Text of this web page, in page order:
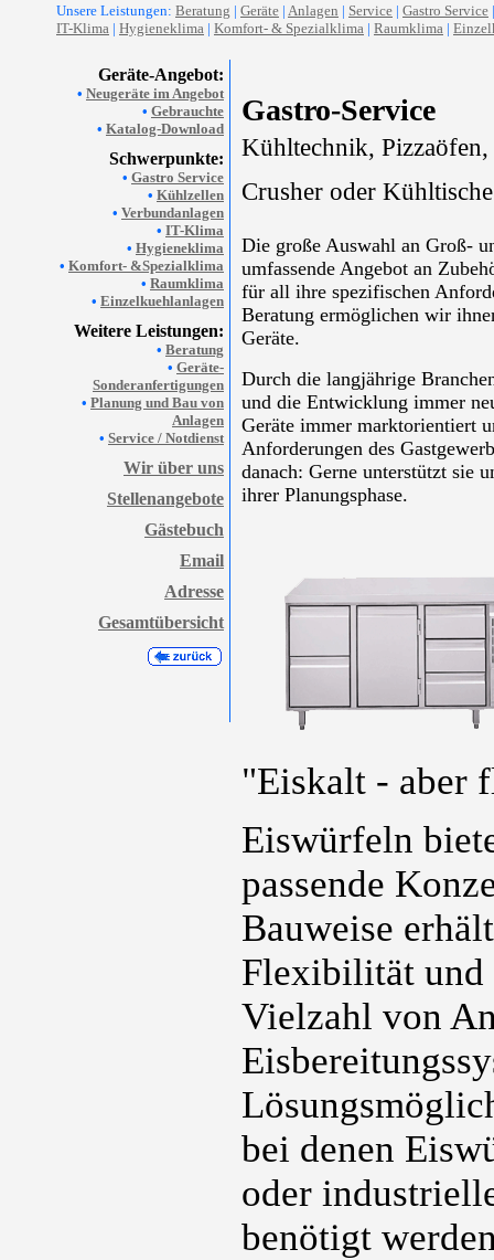
Unsere Leistungen: Beratung | Geräte | Anlagen | Service | Gastro Service
IT-Klima | Hygieneklima | Komfort- & Spezialklima | Raumklima |
Geräte-Angebot:
• Neugeräte im Angebot
• Gebrauchte
• Katalog-Download
Schwerpunkte:
• Gastro Service
• Kühlzellen
• Verbundanlagen
• IT-Klima
• Hygieneklima
• Komfort- &Spezialklima
• Raumklima
• Einzelkuehlanlagen
Weitere Leistungen:
• Beratung
• Geräte-
Sonderanfertigungen
• Planung und Bau von
Anlagen
• Service / Notdienst
Wir über uns
Stellenangebote
Gästebuch
Email
Adresse
Gesamtübersicht
Gastro-Service
Kühltechnik, Pizzaöfen,
Crusher oder
Die große Auswahl an Groß-
umfassende Angebot an
für all ihre spezifischen
Beratung ermöglichen wir
Geräte.
Durch die langjährige
und die Entwicklung immer
Geräte immer marktorientiert
Anforderungen des
danach: Gerne unterstützt sie
ihrer Planungsphase.
"Eiskalt - aber
Eiswürfeln
passende
Bauweise
Flexibilität und
Vielzahl von
bei denen
oder
benötigt